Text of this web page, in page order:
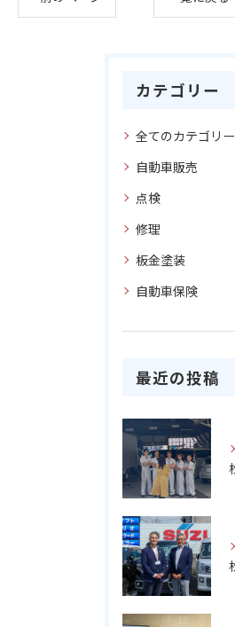
カテゴリー
全てのカテゴリー
自動車販売
点検
修理
板金塗装
自動車保険
最近の投稿